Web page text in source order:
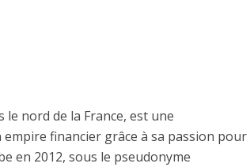
nord de la France, est une
financier grâce à sa passion pour
en 2012, sous le pseudonyme